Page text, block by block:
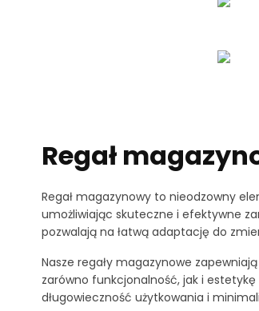
Regał
Regał magazynowy to nieodzowny
umożliwiając skuteczne i efektywne
pozwalają na łatwą adaptację do
Nasze regały magazynowe
zarówno funkcjonalność, jak i
długowieczność użytkowania i